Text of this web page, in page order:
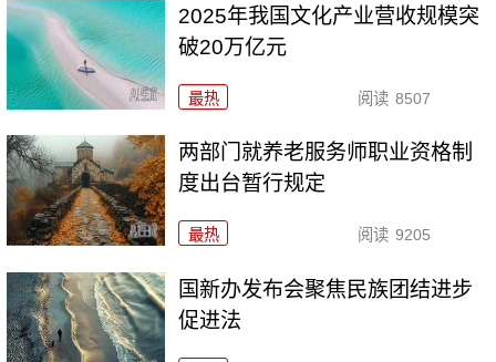
2025年我国文化产业营收规模突
破20万亿元
最热 阅读 8507
两部门就养老服务师职业资格制
度出台暂行规定
最热 阅读 9205
国新办发布会聚焦民族团结进步
促进法